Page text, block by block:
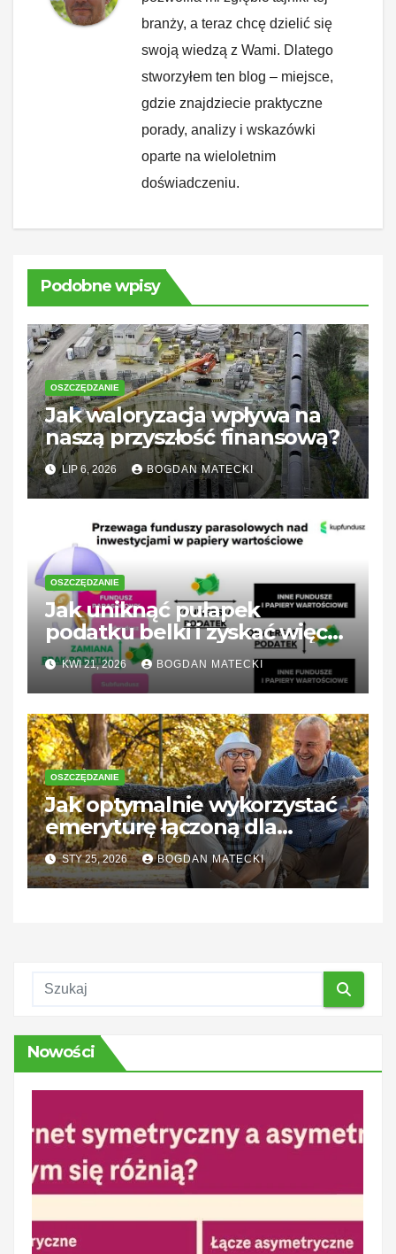
branży, a teraz chcę dzielić się
swoją wiedzą z Wami. Dlatego
stworzyłem ten blog – miejsce,
gdzie znajdziecie praktyczne
porady, analizy i wskazówki
oparte na wieloletnim
doświadczeniu.
Podobne wpisy
OSZCZĘDZANIE
Jak waloryzacja wpływa na
naszą przyszłość finansową?
LIP 6, 2026 BOGDAN MATECKI
OSZCZĘDZANIE
Jak uniknąć pułapek
podatku belki i zyskać więcej
ze swoich oszczędności?
KWI 21, 2026 BOGDAN MATECKI
OSZCZĘDZANIE
Jak optymalnie wykorzystać
emeryturę łączoną dla
lepszej przyszłości
finansowej?
STY 25, 2026 BOGDAN MATECKI
Nowości